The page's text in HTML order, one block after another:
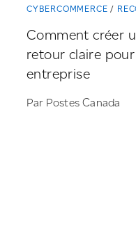
CYBERCOMMERCE
Comment créer
retour claire
entreprise
Par Postes Canada